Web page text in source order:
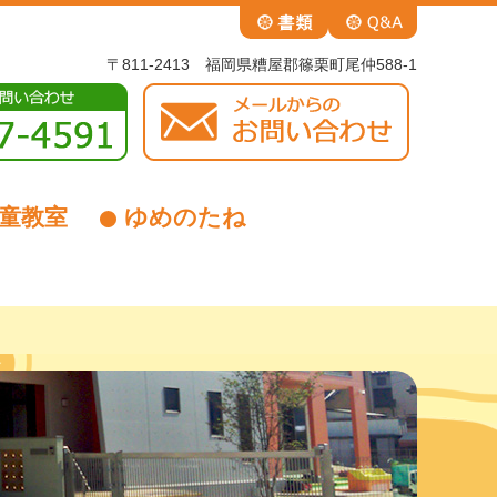
〒811-2413 福岡県糟屋郡篠栗町尾仲588-1
教室 ゆめのたね